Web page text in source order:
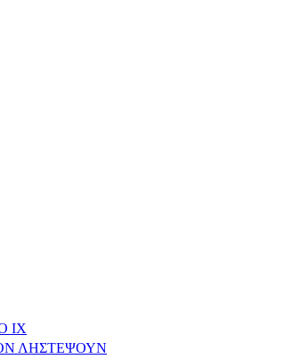
ΙΧ
ΛΗΣΤΕΨΟΥΝ